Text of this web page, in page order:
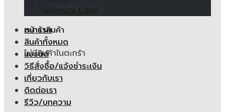
ไม่มีสินค้าในตะกร้า
ตะกร้าสินค้า
ไม่มีสินค้าในตะกร้า
Memory Card
หน้าแรก
สินค้าทั้งหมด
แบรนด์
วิธีสั่งซื้อ/แจ้งชำระเงิน
เกี่ยวกับเรา
ติดต่อเรา
รีวิว/บทความ